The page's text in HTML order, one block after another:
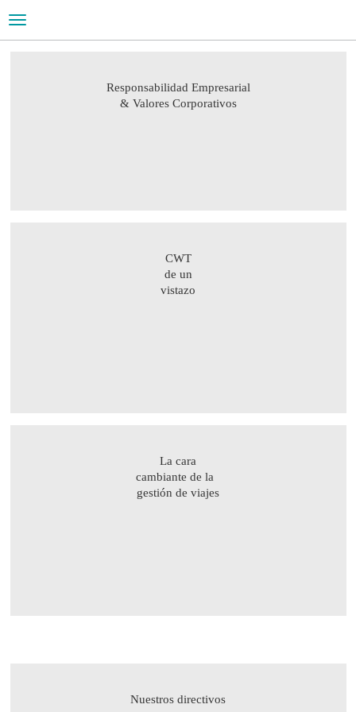
Toggle
navigation
Un líder global especializado en la gestión de viajes
Responsabilidad Empresarial
& Valores Corporativos
CWT
de un
vistazo
La cara
cambiante de la
gestión de viajes
Nuestros directivos